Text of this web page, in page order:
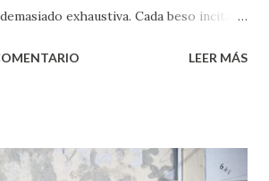
exhaustiva. Cada beso incita
hubieras imaginado. El problema es
de lo que deberías saber. Pero incluso
LEER MÁS